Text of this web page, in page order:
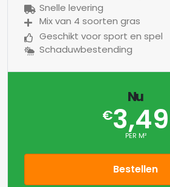
Snelle levering
Mix van 4 soorten gras
Geschikt voor sport en spel
Schaduwbestending
Nu
€3,49
PER M²
Bestellen